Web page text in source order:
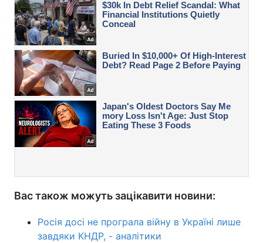
Вас також можуть зацікавити новини:
Росія досі не програла війну в Україні лише
завдяки КНДР, - аналітики